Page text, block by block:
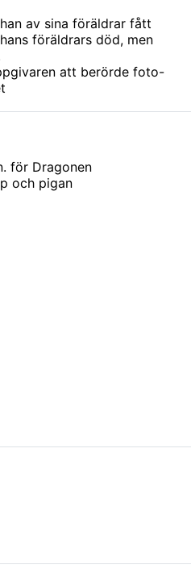
av sina föräldrar fått
föräldrars död, men
att berörde foto-
för Dragonen
och pigan